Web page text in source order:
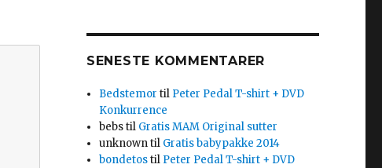
SENESTE KOMMENTARER
Bedstemor til Peter Pedal T-shirt + DVD
Konkurrence
bebstil Gratis MAM Original sutter
unknowntil Gratis babypakke 2014
bondetostil Peter Pedal T-shirt + DVD